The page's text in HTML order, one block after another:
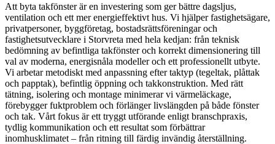
Att byta takfönster är en investering som ger bättre dagsljus,
ventilation och ett mer energieffektivt hus. Vi hjälper fastighetsägare,
privatpersoner, byggföretag, bostadsrättsföreningar och
fastighetsutvecklare i Storvreta med hela kedjan: från teknisk
bedömning av befintliga takfönster och korrekt dimensionering till
val av moderna, energisnåla modeller och ett professionellt utbyte.
Vi arbetar metodiskt med anpassning efter taktyp (tegeltak, plåttak
och papptak), befintlig öppning och takkonstruktion. Med rätt
tätning, isolering och montage minimerar vi värmeläckage,
förebygger fuktproblem och förlänger livslängden på både fönster
och tak. Vårt fokus är ett tryggt utförande enligt branschpraxis,
tydlig kommunikation och ett resultat som förbättrar
inomhusklimatet – från ritning till färdig invändig återställning.